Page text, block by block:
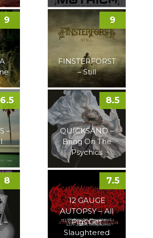
9
FINSTERFORST
– Still
9
–
6.5
QUICKSAND –
Bring On The
Psychics
8.5
–
8
12 GAUGE
AUTOPSY – All
Pigs Get
Slaughtered
7.5